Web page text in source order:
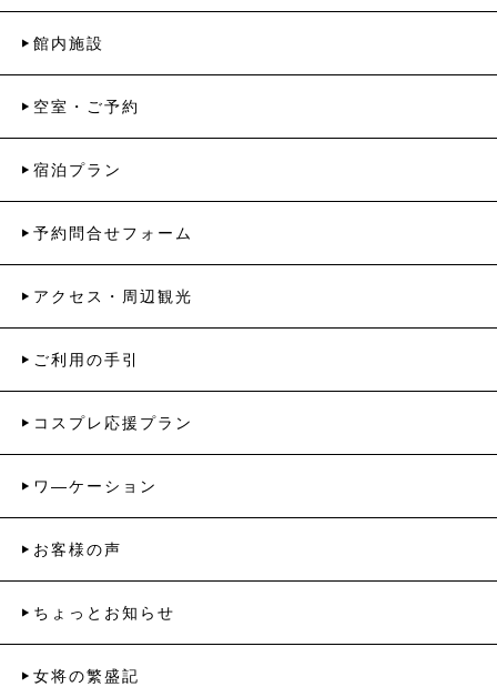
館内施設
空室・ご予約
宿泊プラン
予約問合せフォーム
アクセス・周辺観光
ご利用の手引
コスプレ応援プラン
ワ―ケーション
お客様の声
ちょっとお知らせ
女将の繁盛記